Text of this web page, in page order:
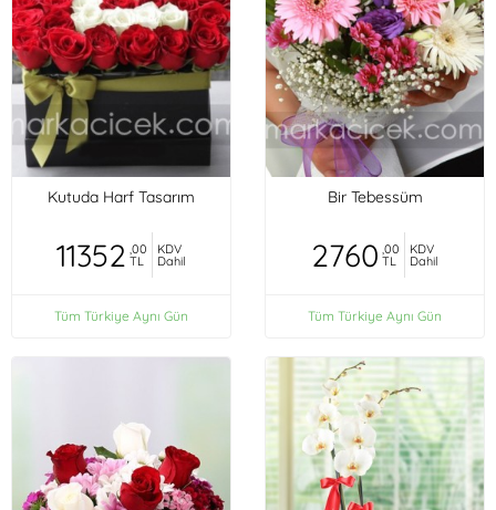
Kutuda Harf Tasarım
11352 ,00
TL
KDV
Dahil
Tüm Türkiye Aynı Gün
Bir Tebessüm
2760 ,00
TL
KDV
Dahil
Tüm Türkiye Aynı Gün